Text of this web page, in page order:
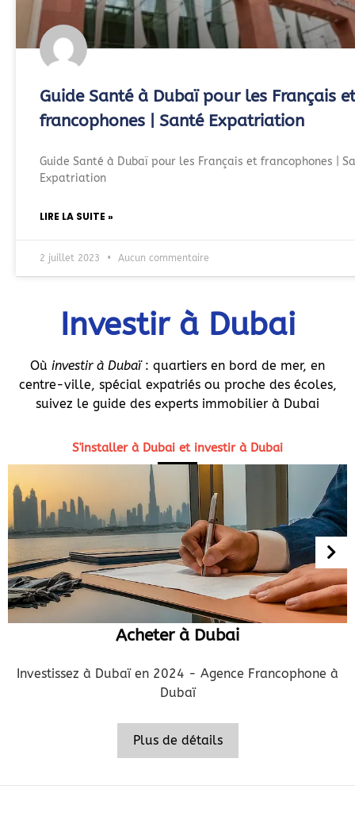
Guide Santé à Dubaï pour les Français et
francophones | Santé Expatriation
Guide Santé à Dubaï pour les Français et francophones |
Expatriation
LIRE LA SUITE »
2 juillet 2023 Aucun commentaire
Investir à Dubai
Où investir à Dubaï: quartiers en bord de mer, en
centre-ville, spécial expatriés ou proche des écoles,
suivez le guide des experts immobilier à Dubai
S'installer à Dubai et investir à Dubai
Acheter à Dubai
Investissez à Dubaï en 2024 - Agence Francophone à
Dubaï
Plus de détails